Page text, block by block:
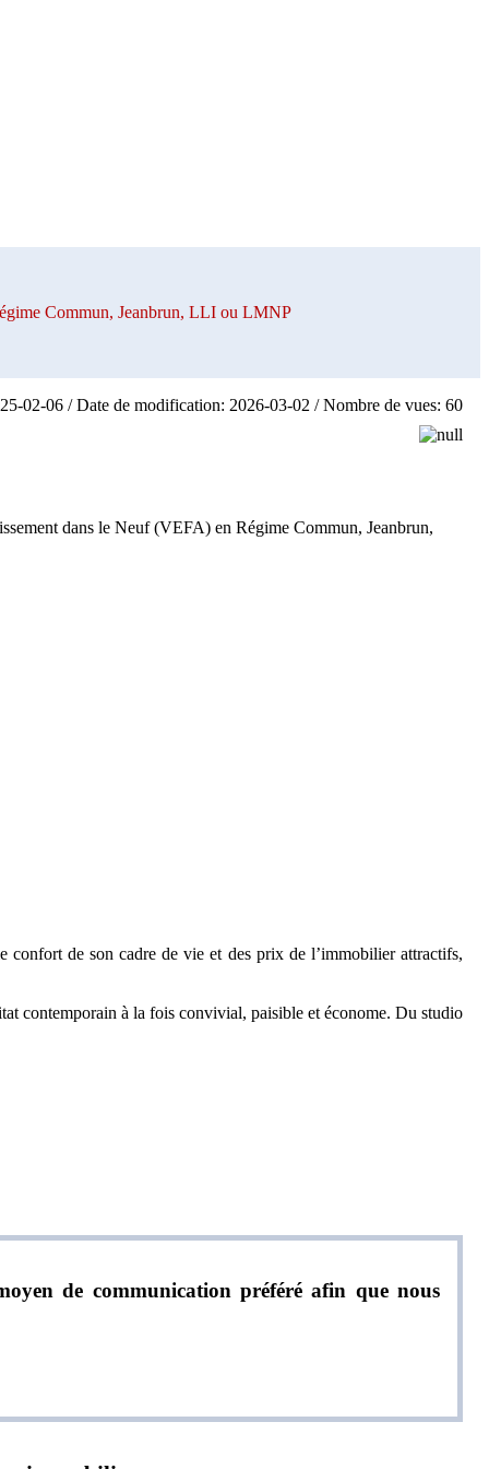
Commun, Jeanbrun, LLI ou LMNP
02-06 / Date de modification: 2026-03-02 / Nombre de vues: 60
dans le Neuf (VEFA) en Régime Commun, Jeanbrun,
de son cadre de vie et des prix de l’immobilier attractifs,
contemporain à la fois convivial, paisible et économe. Du studio
de communication préféré afin que nous